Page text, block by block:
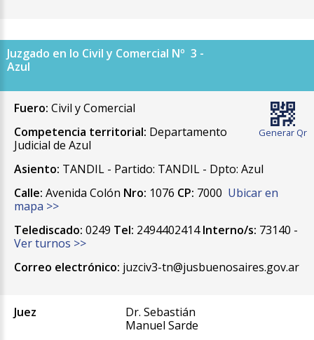
Juzgado en lo Civil y Comercial Nº 3 -
Azul
Generar Qr
Fuero: Civil y Comercial
Competencia territorial: Departamento
Judicial de Azul
Asiento: TANDIL - Partido: TANDIL - Dpto: Azul
Calle: Avenida Colón Nro: 1076 CP: 7000 Ubicar en
mapa >>
Telediscado: 0249 Tel: 2494402414Interno/s: 73140 -
Ver turnos >>
Correo electrónico: juzciv3-tn@jusbuenosaires.gov.ar
Juez
Dr. Sebastián
Manuel Sarde